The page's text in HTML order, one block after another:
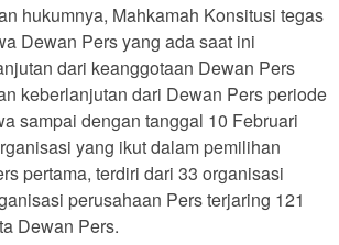
hukumnya, Mahkamah Konsitusi tegas
Dewan Pers yang ada saat ini
dari keanggotaan Dewan Pers
keberlanjutan dari Dewan Pers periode
sampai dengan tanggal 10 Februari
yang ikut dalam pemilihan
pertama, terdiri dari 33 organisasi
perusahaan Pers terjaring 121
Dewan Pers.